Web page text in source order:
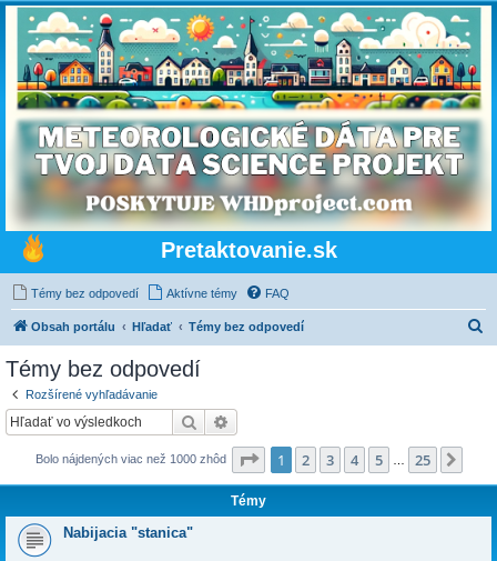
Pretaktovanie.sk
Témy bez odpovedí Aktívne témy FAQ
Obsah portálu Hľadať Témy bez odpovedí
Témy bez odpovedí
Rozšírené vyhľadávanie
Hľadať
Bolo nájdených viac než 1000 zhôd Strana1 z25
1 2 3 4 5 25
Témy
Nabijacia "stanica"